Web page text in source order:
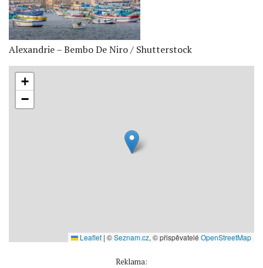
Alexandrie – Bembo De Niro / Shutterstock
+
−
Leaflet | ©Seznam.cz, © přispěvatelé OpenStreetMap
Reklama: